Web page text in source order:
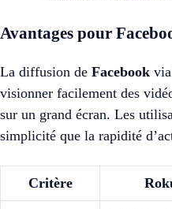
Avantages pour
La diffusion de Facebook
visionner facilement des
sur un grand écran. Les
simplicité que la rapidité
Critère